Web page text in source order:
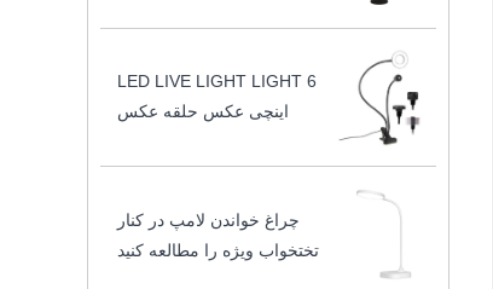
LED LIVE LIGHT LIGHT 6
اینچی عکس حلقه عکس
چراغ خواندن لامپ در کنار
تختخواب ویژه را مطالعه کنید